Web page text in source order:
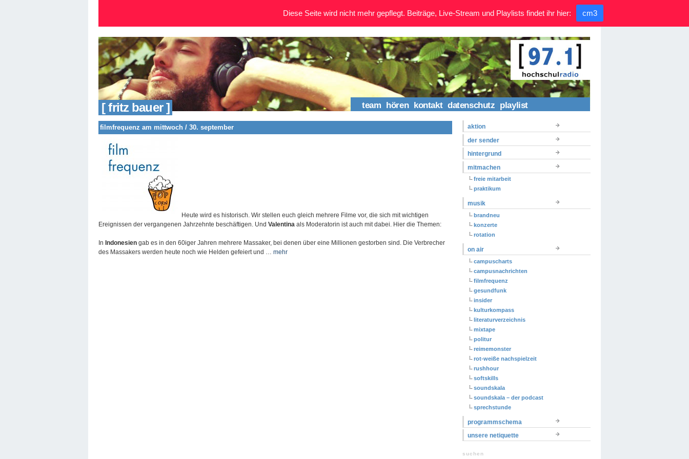
[ fritz bauer ] team hören kontakt datenschutz playlist
filmfrequenz am mittwoch / 30. september
Heute wird es historisch. Wir stellen euch gleich mehrere Filme vor, die sich mit wichtigen
Ereignissen der vergangenen Jahrzehnte beschäftigen. Und Valentina als Moderatorin ist auch mit dabei. Hier die Themen:
In Indonesien gab es in den 60iger Jahren mehrere Massaker, bei denen über eine Millionen gestorben sind. Die Verbrecher
des Massakers werden heute noch wie Helden gefeiert und … mehr
aktion
der sender
hintergrund
mitmachen
freie mitarbeit
praktikum
musik
brandneu
konzerte
rotation
on air
campuscharts
campusnachrichten
filmfrequenz
gesundfunk
insider
kulturkompass
literaturverzeichnis
mixtape
politur
reimemonster
rot-weiße nachspielzeit
rushhour
softskills
soundskala
soundskala – der podcast
sprechstunde
programmschema
unsere netiquette
suchen
Diese Seite wird nicht mehr gepflegt. Beiträge, Live-Stream und Playlists findet ihr hier: cm3